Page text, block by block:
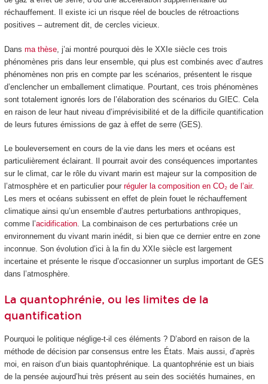
réchauffement. Il existe ici un risque réel de boucles de rétroactions
positives – autrement dit, de cercles vicieux.
Dans ma thèse, j’ai montré pourquoi dès le XXI esiècle ces trois
phénomènes pris dans leur ensemble, qui plus est combinés avec d’autres
phénomènes non pris en compte par les scénarios, présentent le risque
d’enclencher un emballement climatique. Pourtant, ces trois phénomènes
sont totalement ignorés lors de l’élaboration des scénarios du GIEC. Cela
en raison de leur haut niveau d’imprévisibilité et de la difficile quantification
de leurs futures émissions de gaz à effet de serre (GES).
Le bouleversement en cours de la vie dans les mers et océans est
particulièrement éclairant. Il pourrait avoir des conséquences importantes
sur le climat, car le rôle du vivant marin est majeur sur la composition de
l’atmosphère et en particulier pour réguler la composition en CO₂ de l’air.
Les mers et océans subissent en effet de plein fouet le réchauffement
climatique ainsi qu’un ensemble d’autres perturbations anthropiques,
comme l’acidification. La combinaison de ces perturbations crée un
environnement du vivant marin inédit, si bien que ce dernier entre en zone
inconnue. Son évolution d’ici à la fin du XXI esiècle est largement
incertaine et présente le risque d’occasionner un surplus important de GES
dans l’atmosphère.
La quantophrénie, ou les limites de la
quantification
Pourquoi le politique néglige-t-il ces éléments ? D’abord en raison de la
méthode de décision par consensus entre les États. Mais aussi, d’après
moi, en raison d’un biais quantophrénique. La quantophrénie est un biais
de la pensée aujourd’hui très présent au sein des sociétés humaines, en